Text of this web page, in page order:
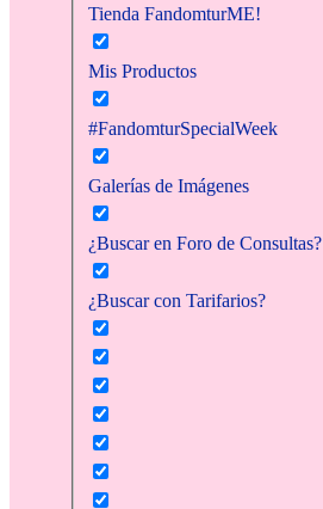
Tienda FandomturME!
Mis Productos
#FandomturSpecialWeek
Galerías de Imágenes
¿Buscar en Foro de Consultas?
¿Buscar con Tarifarios?